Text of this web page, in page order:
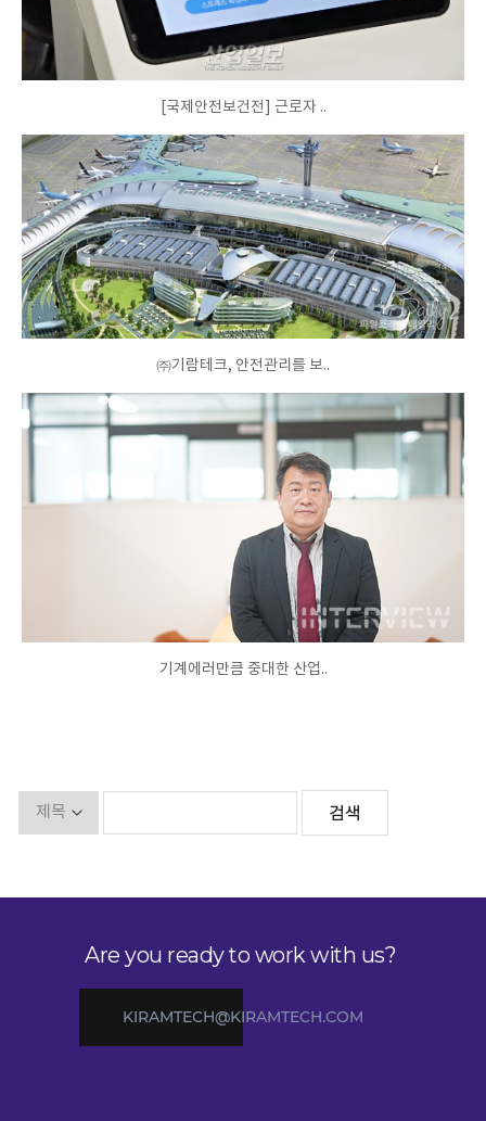
[국제안전보건전] 근로자 ..
㈜기람테크, 안전관리를 보..
기계에러만큼 중대한 산업..
Are you ready to work with us?
KIRAMTECH@KIRAMTECH.COM